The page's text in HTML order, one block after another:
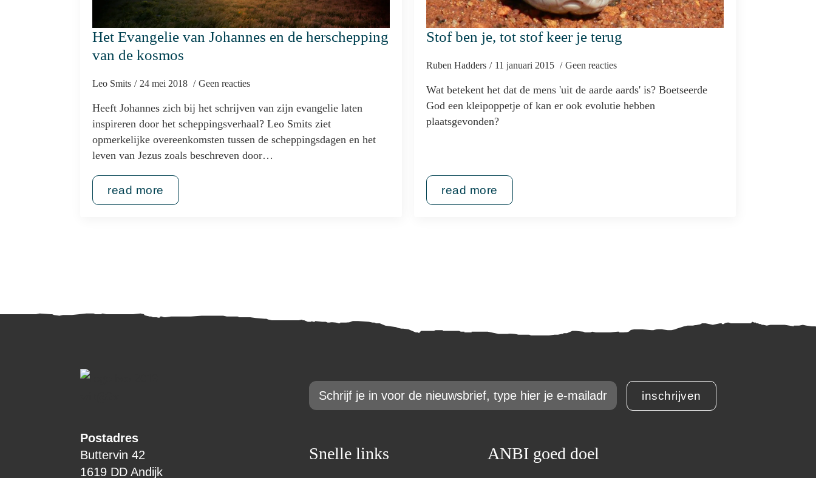
Het Evangelie van Johannes en de herschepping
van de kosmos
Leo Smits 24 mei 2018 Geen reacties
Heeft Johannes zich bij het schrijven van zijn evangelie laten
inspireren door het scheppingsverhaal? Leo Smits ziet
opmerkelijke overeenkomsten tussen de scheppingsdagen en het
leven van Jezus zoals beschreven door…
read more
Stof ben je, tot stof keer je terug
Ruben Hadders 11 januari 2015 Geen reacties
Wat betekent het dat de mens 'uit de aarde aards' is? Boetseerde
God een kleipoppetje of kan er ook evolutie hebben
plaatsgevonden?
read more
Postadres
Buttervin 42
1619 DD Andijk
Email
inschrijven
Snelle links ANBI goed doel